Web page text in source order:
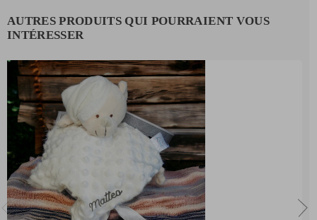
AUTRES PRODUITS QUI POURRAIENT VOUS
INTÉRESSER